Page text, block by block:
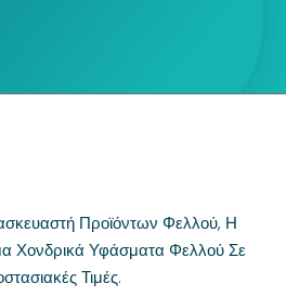
Προϊόντων Φελλού, Η
Χονδρικά Υφάσματα Φελλού Σε
Τιμές.